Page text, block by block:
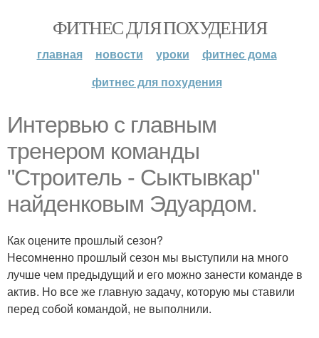
ФИТНЕС ДЛЯ ПОХУДЕНИЯ
главная новости уроки
фитнес дома
фитнес для похудения
Интервью с главным
тренером команды
"Строитель - Сыктывкар"
найденковым Эдуардом.
Как оцените прошлый сезон?
Несомненно прошлый сезон мы выступили на много
лучше чем предыдущий и его можно занести команде в
актив. Но все же главную задачу, которую мы ставили
перед собой командой, не выполнили.